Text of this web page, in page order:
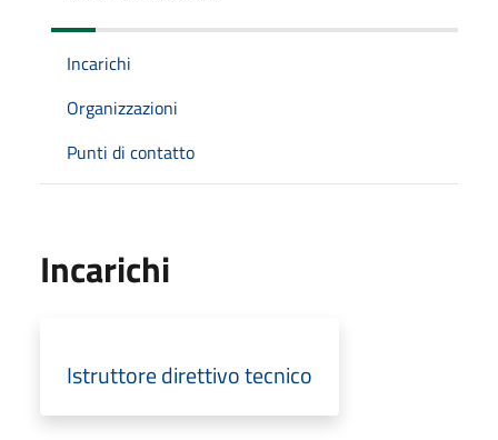
Incarichi
Organizzazioni
Punti di contatto
Incarichi
Istruttore direttivo tecnico